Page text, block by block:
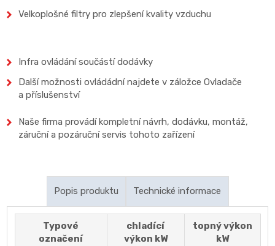
Velkoplošné filtry pro zlepšení kvality vzduchu
Infra ovládání součástí dodávky
Další možnosti ovládádní najdete v záložce Ovladače
a příslušenství
Naše firma provádí kompletní návrh, dodávku, montáž,
záruční a pozáruční servis tohoto zařízení
Popis produktu
Přesná regulace teploty
Automatický restart po výpadku napájení
Technické informace
Typové
označení
chladící
výkon kW
topný výkon
kW